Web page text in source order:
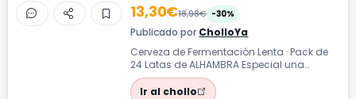
13,30€18,98€ -30%
Publicado por CholloYa
Cerveza de Fermentación Lenta · Pack de
24 Latas de ALHAMBRA Especial una
Cerveza de Fermentación Lenta con sabor
art...Ir al chollo